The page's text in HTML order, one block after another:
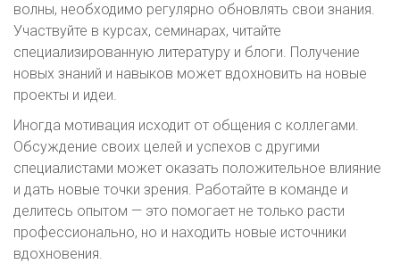
волны, необходимо регулярно обновлять свои знания.
Участвуйте в курсах, семинарах, читайте
специализированную литературу и блоги. Получение
новых знаний и навыков может вдохновить на новые
проекты и идеи.
Иногда мотивация исходит от общения с коллегами.
Обсуждение своих целей и успехов с другими
специалистами может оказать положительное влияние
и дать новые точки зрения. Работайте в команде и
делитесь опытом — это помогает не только расти
профессионально, но и находить новые источники
вдохновения.